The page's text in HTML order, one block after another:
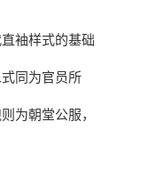
袖样式的基础
同为官员所
为朝堂公服，